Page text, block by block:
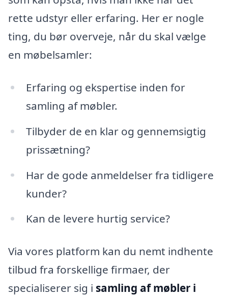
rette udstyr eller erfaring. Her er nogle
ting, du bør overveje, når du skal vælge
en møbelsamler:
Erfaring og ekspertise inden for
samling af møbler.
Tilbyder de en klar og gennemsigtig
prissætning?
Har de gode anmeldelser fra tidligere
kunder?
Kan de levere hurtig service?
Via vores platform kan du nemt indhente
tilbud fra forskellige firmaer, der
specialiserer sig i samling af møbler i